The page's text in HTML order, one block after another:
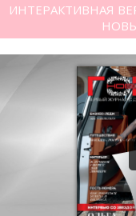
ИНТЕРАКТИВНАЯ